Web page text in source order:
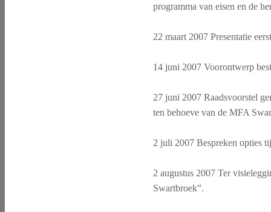
programma van eisen en de
22 maart 2007 Presentatie
14 juni 2007 Voorontwerp
27 juni 2007 Raadsvoorstel
ten behoeve van de MFA
2 juli 2007 Bespreken opties
2 augustus 2007 Ter
Swartbroek”.